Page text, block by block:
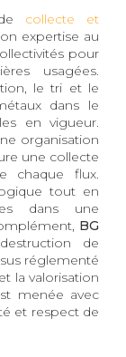
collecte et
expertise au
pour
usagées.
le tri et le
dans le
en vigueur.
organisation
une collecte
chaque flux.
tout en
dans une
BG
de
réglementé
la valorisation
menée avec
et respect de